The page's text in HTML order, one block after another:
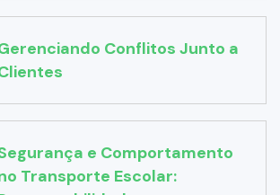
Conflitos Junto a
e Comportamento
Transporte Escolar: